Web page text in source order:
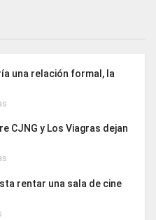
una relación formal, la
CJNG y Los Viagras dejan
rentar una sala de cine